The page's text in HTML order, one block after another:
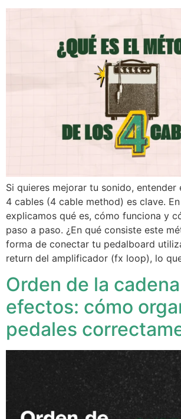
Si quieres mejorar tu sonido,
4 cables (4 cable method) es clave.
explicamos qué es, cómo funciona y
paso a paso. ¿En qué consiste este
forma de conectar tu pedalboard
return del amplificador (fx loop), lo
Orden de la
efectos: cómo
pedales